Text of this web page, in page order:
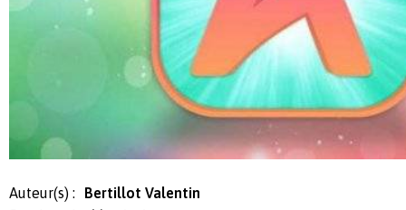
Auteur(s) :
Bertillot Valentin